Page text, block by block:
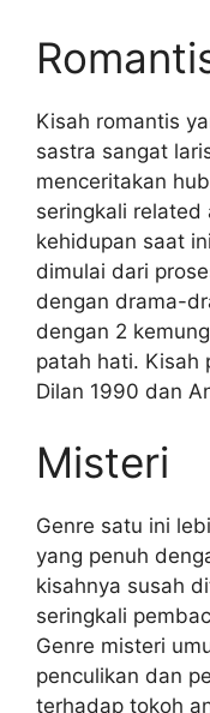
Kisah romantis
sastra sangat
menceritakan
seringkali related
kehidupan saat
dimulai dari
dengan drama-
dengan 2
patah hati. Kisah
Dilan 1990 dan
Misteri
Genre satu ini
yang penuh
kisahnya susah
seringkali
Genre misteri
penculikan dan
terhadap tokoh